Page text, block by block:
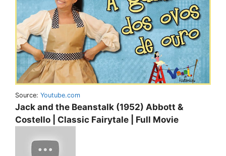
Source: Youtube.com
Jack and the Beanstalk (1952) Abbott &
Costello | Classic Fairytale | Full Movie